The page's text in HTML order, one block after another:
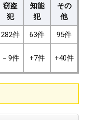
窃盗
犯
知能
犯
その
他
282件 63件 95件
－9件 +7件 +40件